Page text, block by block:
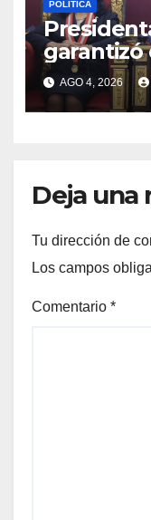
POLÍTICA
garantizó
respetará
poderes
AGO 4, 2026
Deja una
Tu dirección de
Los campos
Comentario *